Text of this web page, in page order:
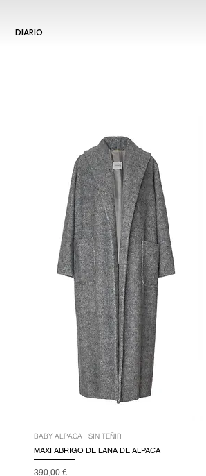
DIARIO
BABY ALPACA · SIN TEÑIR
MAXI ABRIGO DE LANA DE ALPACA
Precio
390,00 €